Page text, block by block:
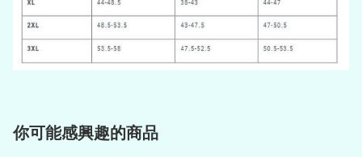
你可能感興趣的商品